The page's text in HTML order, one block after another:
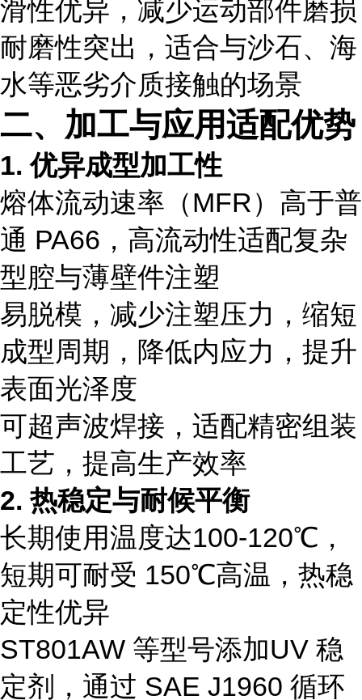
滑性优异，减少运动部件磨损
耐磨性突出，适合与沙石、海
水等恶劣介质接触的场景
二、加工与应用适配优势
1. 优异成型加工性
熔体流动速率（MFR）高于普
通 PA66，高流动性适配复杂
型腔与薄壁件注塑
易脱模，减少注塑压力，缩短
成型周期，降低内应力，提升
表面光泽度
可超声波焊接，适配精密组装
工艺，提高生产效率
2. 热稳定与耐候平衡
长期使用温度达100-120℃，
短期可耐受 150℃高温，热稳
定性优异
ST801AW 等型号添加UV 稳
定剂，通过 SAE J1960 循环